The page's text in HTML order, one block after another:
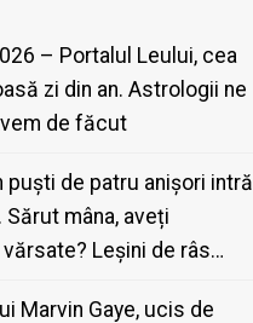
– Portalul Leului, cea
zi din an. Astrologii ne
de făcut
puști de patru anișori intră
Sărut mâna, aveți
Leșini de râs…
Marvin Gaye, ucis de